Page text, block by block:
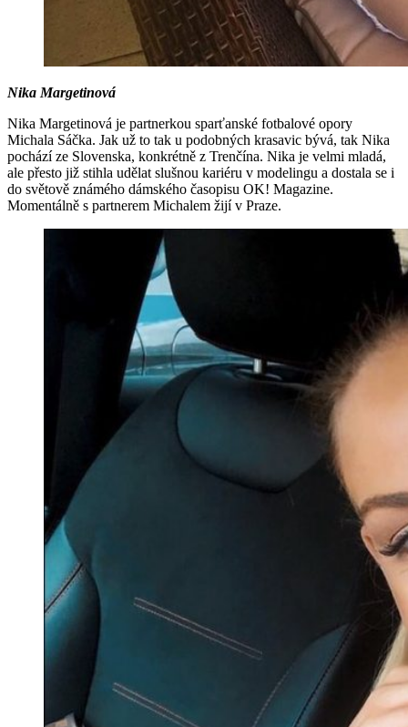
Nika Margetinová
Nika Margetinová je partnerkou sparťanské fotbalové opory
Michala Sáčka. Jak už to tak u podobných krasavic bývá, tak Nika
pochází ze Slovenska, konkrétně z Trenčína. Nika je velmi mladá,
ale přesto již stihla udělat slušnou kariéru v modelingu a dostala se i
do světově známého dámského časopisu OK! Magazine.
Momentálně s partnerem Michalem žijí v Praze.